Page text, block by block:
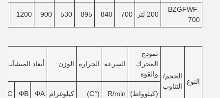
BZGFWF-
700
200 لتر 700
840
895
530
900
1200
النوع
الحجم/
التناوب
نموذج
المحرك
والقوة
السرعة الحرارة الوزن أبعاد المنشآت
(كيلوواط) R/min
(°C) كيلوغرام ΦA
ΦB
ΦC